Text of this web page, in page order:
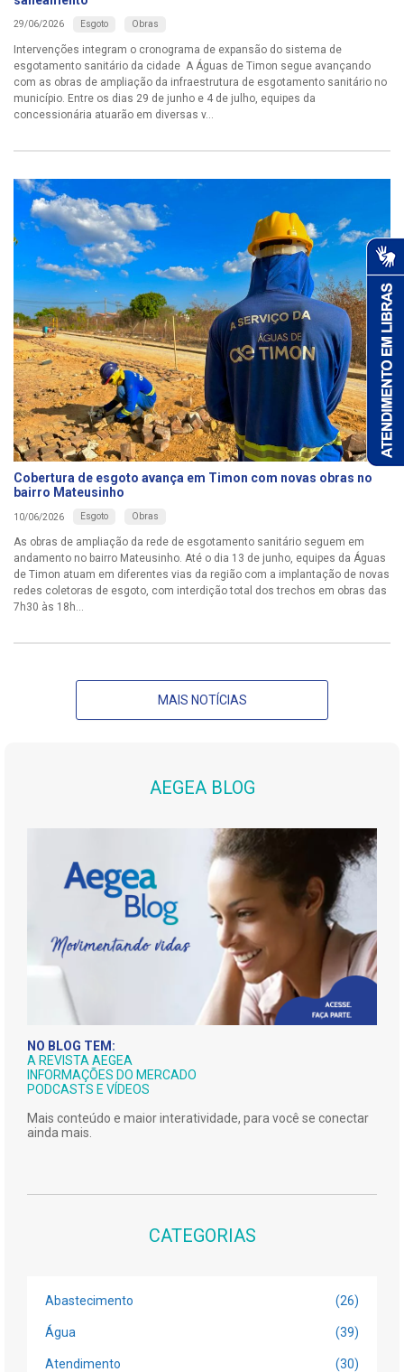
29/06/2026 Esgoto Obras
Intervenções integram o cronograma de expansão do sistema de
esgotamento sanitário da cidade A Águas de Timon segue avançando
com as obras de ampliação da infraestrutura de esgotamento sanitário no
município. Entre os dias 29 de junho e 4 de julho, equipes da
concessionária atuarão em diversas v...
Cobertura de esgoto avança em Timon com novas obras no
bairro Mateusinho
10/06/2026 Esgoto Obras
As obras de ampliação da rede de esgotamento sanitário seguem em
andamento no bairro Mateusinho. Até o dia 13 de junho, equipes da Águas
de Timon atuam em diferentes vias da região com a implantação de novas
redes coletoras de esgoto, com interdição total dos trechos em obras das
7h30 às 18h...
MAIS NOTÍCIAS
AEGEA BLOG
NO BLOG TEM:
A REVISTA AEGEA
INFORMAÇÕES DO MERCADO
PODCASTS E VÍDEOS
Mais conteúdo e maior interatividade, para você se conectar
ainda mais.
CATEGORIAS
Abastecimento (26)
Água (39)
Atendimento (30)